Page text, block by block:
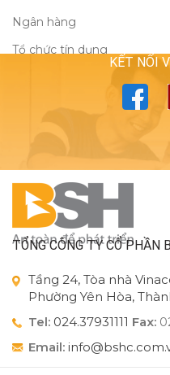
Ngân hàng
Tổ chức tín dụng
TỔNG CÔNG TY CỔ PHẦN
Tầng 24, Tòa nhà
Phường Yên Hòa,
Tel: 024.37931111 Fax:
Email:
KẾT NỐI